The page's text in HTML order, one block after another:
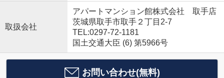
取扱会社
アパートマンション館株式会社 取手店
茨城県取手市取手２丁目2-7
TEL:0297-72-1181
国土交通大臣 (6) 第5966号
お問い合わせ(無料)